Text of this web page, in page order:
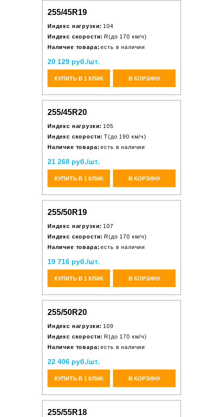
255/45R19
Индекс нагрузки: 104
Индекс скорости: R(до 170 км/ч)
Наличие товара: есть в наличии
20 129 руб./шт.
КУПИТЬ В 1 КЛИК В КОРЗИНУ
255/45R20
Индекс нагрузки: 105
Индекс скорости: T(до 190 км/ч)
Наличие товара: есть в наличии
21 268 руб./шт.
КУПИТЬ В 1 КЛИК В КОРЗИНУ
255/50R19
Индекс нагрузки: 107
Индекс скорости: R(до 170 км/ч)
Наличие товара: есть в наличии
19 716 руб./шт.
КУПИТЬ В 1 КЛИК В КОРЗИНУ
255/50R20
Индекс нагрузки: 109
Индекс скорости: R(до 170 км/ч)
Наличие товара: есть в наличии
22 406 руб./шт.
КУПИТЬ В 1 КЛИК В КОРЗИНУ
255/55R18